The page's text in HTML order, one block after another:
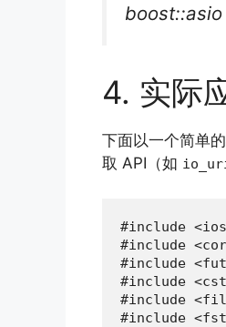
boost::asio
4. 实际
下面以一个简单
取 API（如
#include
#include
#include
#include
#include
#include